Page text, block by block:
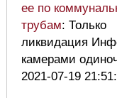
ее по
трубам: Только
ликвидация
камерами
2021-07-19